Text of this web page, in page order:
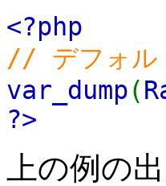
<?php
// デフォル
var_dump(
?>
上の例の